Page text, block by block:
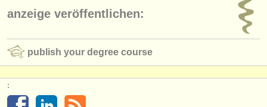
anzeige veröffentlichen:
publish your degree course
: